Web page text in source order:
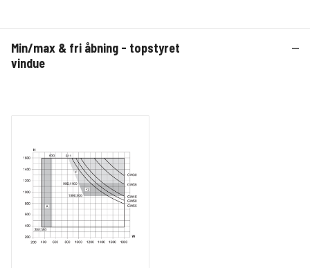
Min/max & fri åbning - topstyret
vindue